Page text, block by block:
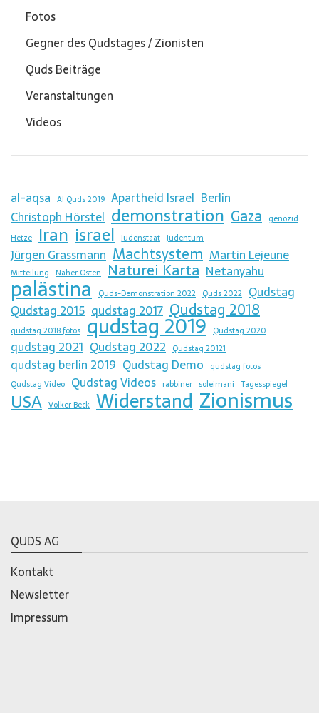
Fotos
Gegner des Qudstages / Zionisten
Quds Beiträge
Veranstaltungen
Videos
al-aqsa Al Quds 2019 Apartheid Israel Berlin
Christoph Hörstel demonstration Gaza genozid
Hetze Iran israel judenstaat judentum
Jürgen Grassmann Machtsystem Martin Lejeune
Mitteilung Naher Osten Naturei Karta Netanyahu
palästina Quds-Demonstration 2022 Quds 2022
Qudstag
Qudstag 2015 qudstag 2017 Qudstag 2018
qudstag 2018 fotos qudstag 2019 Qudstag 2020
qudstag 2021 Qudstag 2022 Qudstag 20121
qudstag berlin 2019 Qudstag Demo
qudstag fotos
Qudstag Video Qudstag Videos rabbiner soleimani Tagesspiegel
USA Volker Beck Widerstand Zionismus
QUDS AG
Kontakt
Newsletter
Impressum